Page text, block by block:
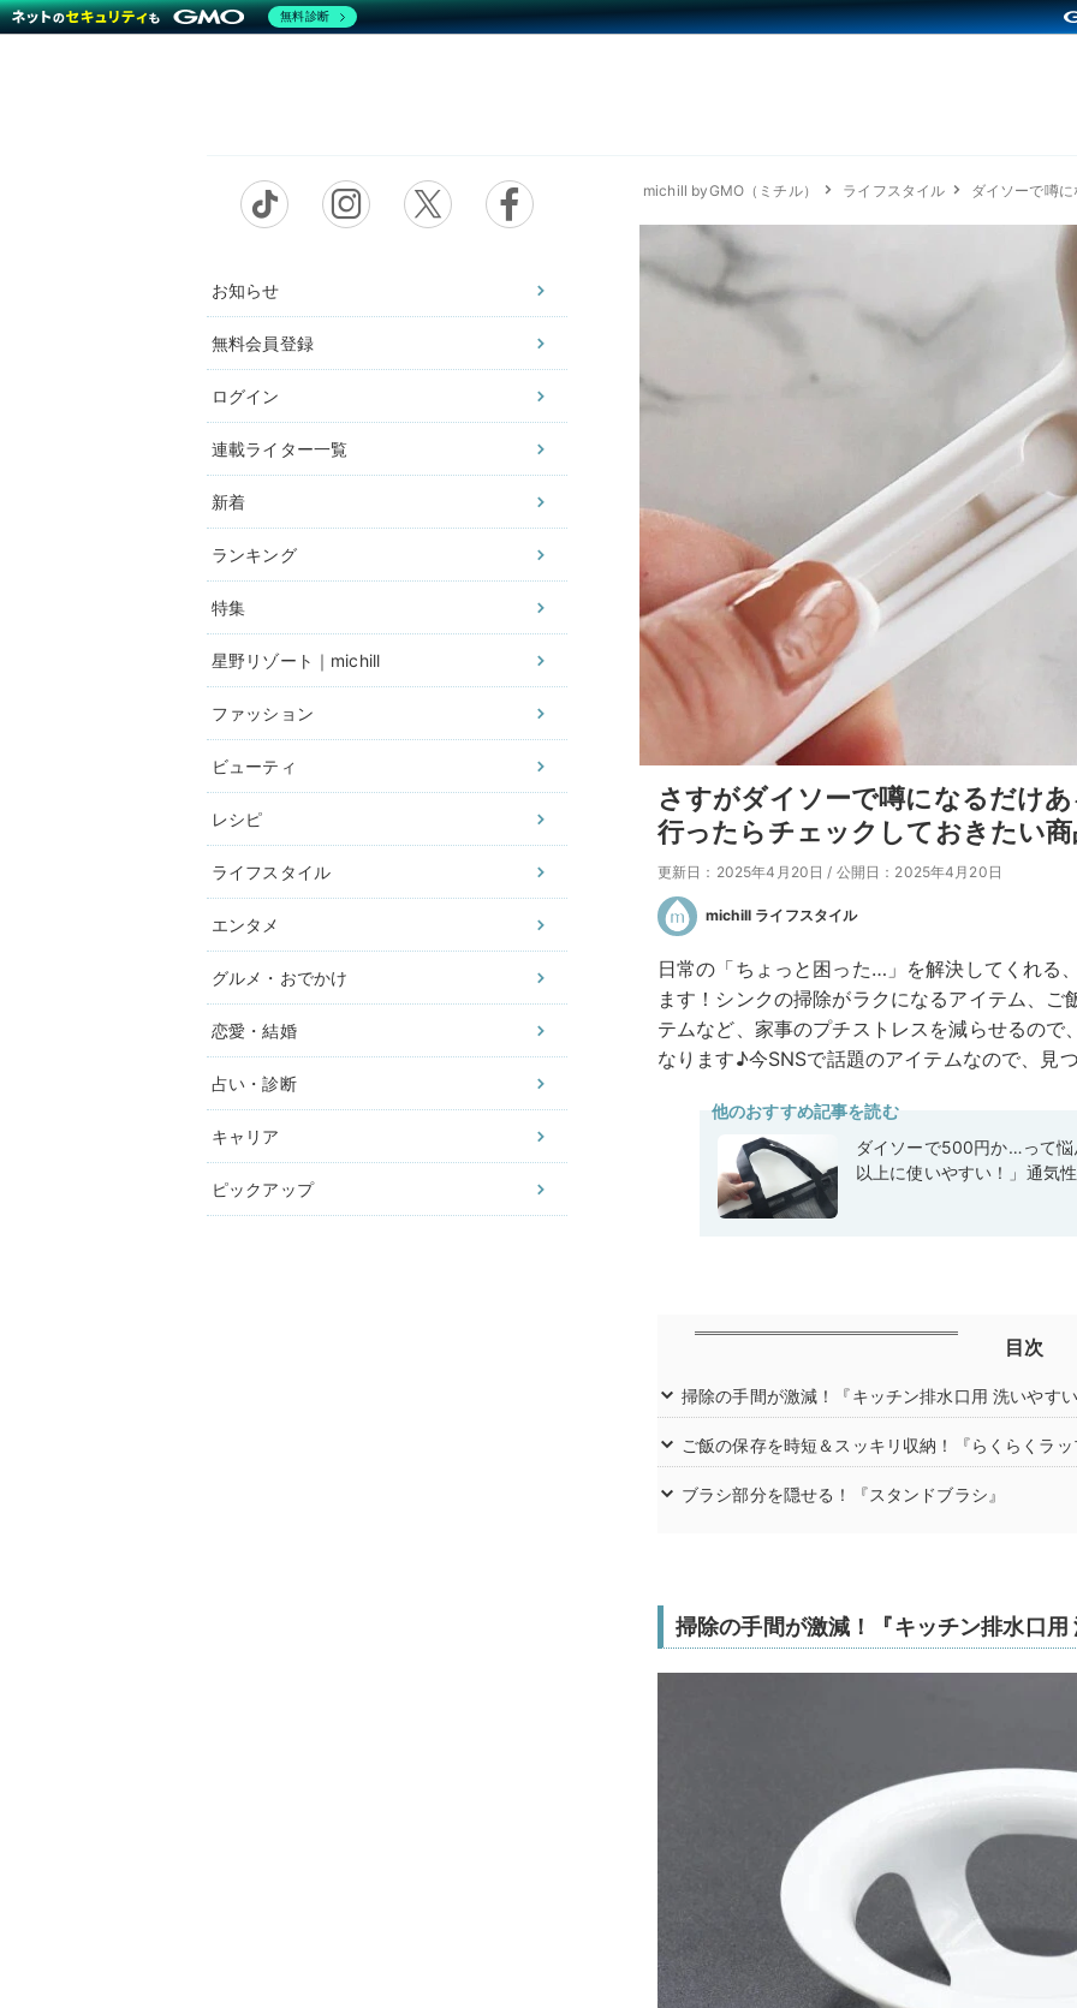
お知らせ
無料会員登録
ログイン
連載ライター一覧
新着
ランキング
特集
星野リゾート｜michill
ファッション
ビューティ
レシピ
ライフスタイル
エンタメ
グルメ・おでかけ
恋愛・結婚
占い・診断
キャリア
ピックアップ
michill byGMO（ミチル） ライフスタイル ダイソーで噂
さすがダイソーで噂になるだけ
行ったらチェックしておきたい
更新日：2025年4月20日 / 公開日：2025年4月20日
michill ライフスタイル
日常の「ちょっと困った…」を解決してくれる
ます！シンクの掃除がラクになるアイテム、
テムなど、家事のプチストレスを減らせるの
なります♪今SNSで話題のアイテムなので、見
他のおすすめ記事を読む
ダイソーで500円か…って
以上に使いやすい！」通気
目次
掃除の手間が激減！『キッチン排水口用 洗いやす
ご飯の保存を時短＆スッキリ収納！『らくらくラ
ブラシ部分を隠せる！『スタンドブラシ』
掃除の手間が激減！『キッチン排水口
無料診断